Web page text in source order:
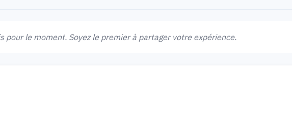
pour le moment. Soyez le premier à partager votre expérience.